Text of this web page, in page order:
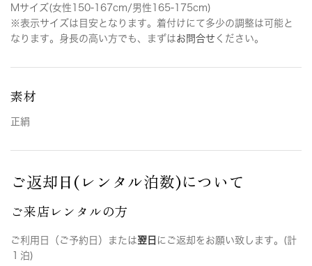
Mサイズ(女性150-167cm/男性165-175cm)
※表示サイズは目安となります。着付けにて多少の調整は可能と
なります。身長の高い方でも、まずはお問合せ ください。
素材
正絹
ご返却日(レンタル泊数)について
ご来店レンタルの方
ご利用日（ご予約日）または翌日 にご返却をお願い致します。(計
１泊)